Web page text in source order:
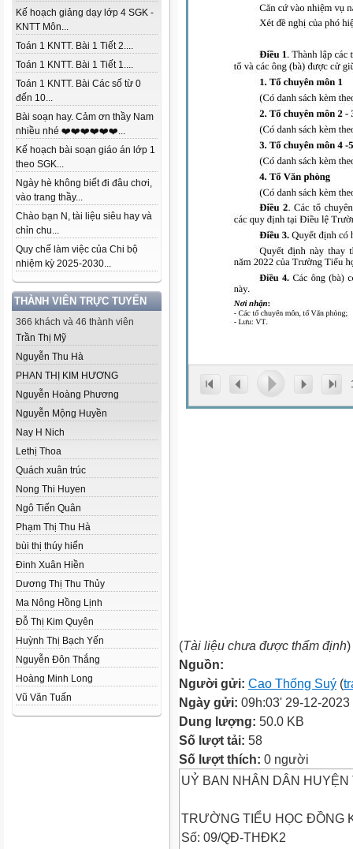
Kế hoạch giảng dạy lớp 4 SGK -
KNTT Môn...
Toán 1 KNTT. Bài 1 Tiết 2....
Toán 1 KNTT. Bài 1 Tiết 1....
Toán 1 KNTT. Bài Các số từ 0
đến 10...
Bài soạn hay. Cảm ơn thầy Nam
nhiều nhé ❤️❤️❤️❤️❤️❤️...
Kế hoạch bài soạn giáo án lớp 1
theo SGK...
Ngày hè không biết đi đâu chơi,
vào trang thầy...
Chào bạn N, tài liệu siêu hay và
chỉn chu...
Quy chế làm việc của Chi bộ
nhiệm kỳ 2025-2030...
THÀNH VIÊN TRỰC TUYẾN
366 khách và 46 thành viên
Trần Thị Mỹ
Nguyễn Thu Hà
PHAN THỊ KIM HƯƠNG
Nguyễn Hoàng Phương
Nguyễn Mộng Huyền
Nay H Nich
Lethị Thoa
Quách xuân trúc
Nong Thi Huyen
Ngô Tiến Quân
Phạm Thị Thu Hà
bùi thị thúy hiển
Đinh Xuân Hiền
Dương Thị Thu Thủy
Ma Nông Hồng Lịnh
Đỗ Thị Kim Quyên
Huỳnh Thị Bạch Yến
Nguyễn Đôn Thắng
Hoàng Minh Long
Vũ Văn Tuấn
(Tài liệu chưa được thẩm định)
Nguồn:
Người gửi: Cao Thống Suý (
Ngày gửi: 09h:03' 29-12-2023
Dung lượng: 50.0 KB
Số lượt tải: 58
Số lượt thích: 0 người
UỶ BAN NHÂN DÂN HUYỆN
TRƯỜNG TIỂU HỌC ĐỒNG
Số: 09/QĐ-THĐK2